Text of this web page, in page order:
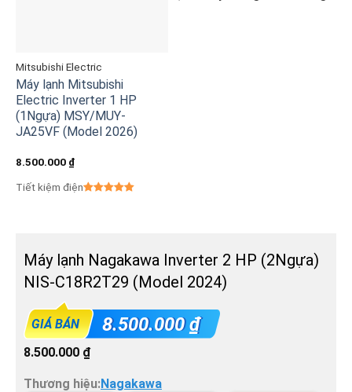
Mitsubishi Electric
Máy lạnh Mitsubishi
Electric Inverter 1 HP
(1Ngựa) MSY/MUY-
JA25VF (Model 2026)
8.500.000 ₫
Tiết kiệm điện
Máy lạnh Nagakawa Inverter 2 HP (2Ngựa)
NIS-C18R2T29 (Model 2024)
GIÁ BÁN 8.500.000₫
8.500.000 ₫
Thương hiệu:Nagakawa